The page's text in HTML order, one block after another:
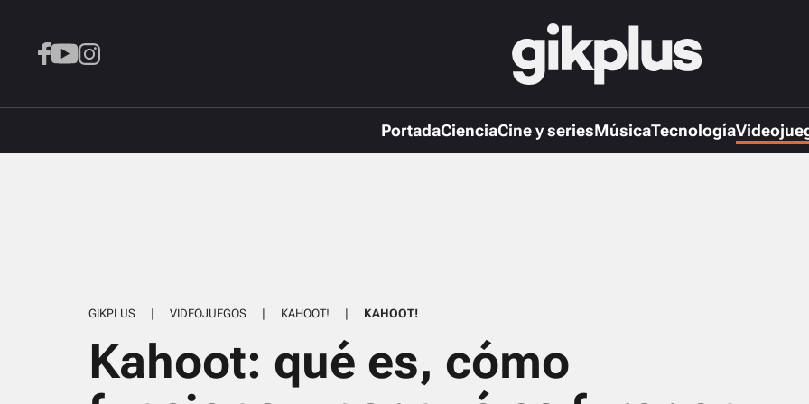
PortadaCienciaCine y seriesMúsicaTecnología
GIKPLUS | VIDEOJUEGOS | KAHOOT! | KAHOOT!
Kahoot: qué es, cómo